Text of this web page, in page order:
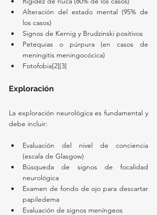
Alteración del estado mental (95% de
los casos)
Signos de Kernig y Brudzinski positivos
Petequias o púrpura (en casos de
meningitis meningocócica)
Fotofobia[2][3]
Exploración
La exploración neurológica es fundamental y
debe incluir:
Evaluación del nivel de conciencia
(escala de Glasgow)
Búsqueda de signos de focalidad
neurológica
Examen de fondo de ojo para descartar
papiledema
Evaluación de signos meníngeos